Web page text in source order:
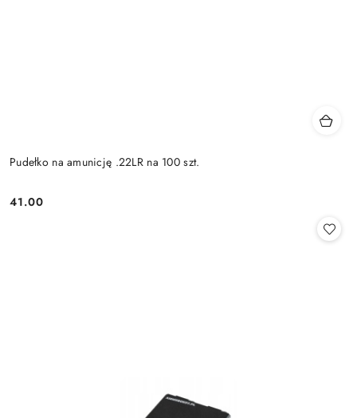
Pudełko na amunicję .22LR na 100 szt.
Cena:
41.00